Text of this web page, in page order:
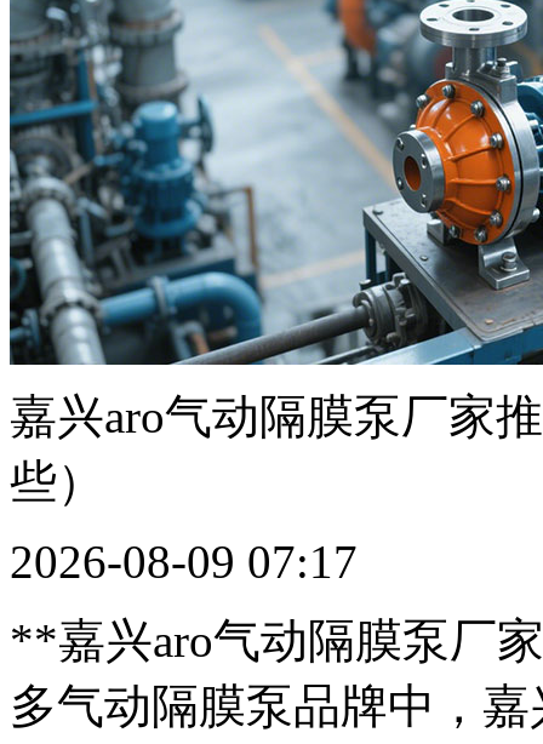
嘉兴aro气动隔膜泵厂家
些）
2026-08-09 07:17
**嘉兴aro气动隔膜泵厂
多气动隔膜泵品牌中，